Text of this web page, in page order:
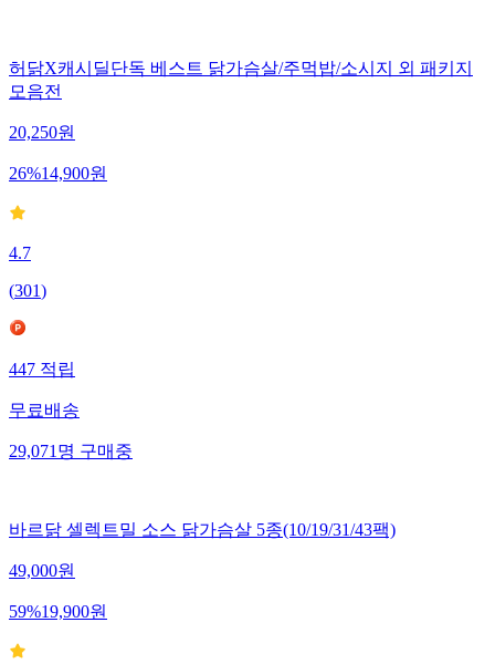
허닭X캐시딜단독 베스트 닭가슴살/주먹밥/소시지 외 패키지
모음전
20,250원
26%14,900원
4.7
(301)
447적립
무료배송
29,071명구매중
바르닭 셀렉트밀 소스 닭가슴살 5종(10/19/31/43팩)
49,000원
59%19,900원